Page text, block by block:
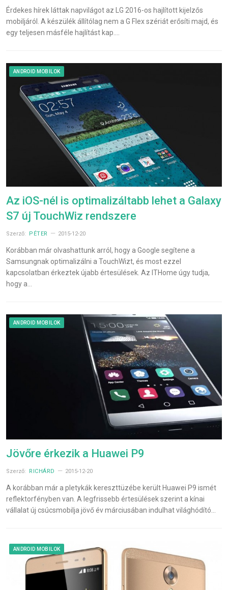
Érdekes hírek láttak napvilágot az LG 2016-os hajlított kijelzős
mobiljáról. A készülék állítólag nem a G Flex szériát erősíti majd, és
egy teljesen másféle hajlítást kap.…
ANDROID MOBILOK
Az iOS-nél is optimalizáltabb lehet a Galaxy
S7 új TouchWiz rendszere
Szerző: PÉTER 2015-12-20
Korábban már olvashattunk arról, hogy a Google segítene a
Samsungnak optimalizálni a TouchWizt, és most ezzel
kapcsolatban érkeztek újabb értesülések. Az ITHome úgy tudja,
hogy a…
ANDROID MOBILOK
Jövőre érkezik a Huawei P9
Szerző: RICHÁRD 2015-12-20
A korábban már a pletykák kereszttüzébe került Huawei P9 ismét
reflektorfényben van. A legfrissebb értesülések szerint a kínai
vállalat új csúcsmobilja jövő év márciusában indulhat világhódító…
ANDROID MOBILOK